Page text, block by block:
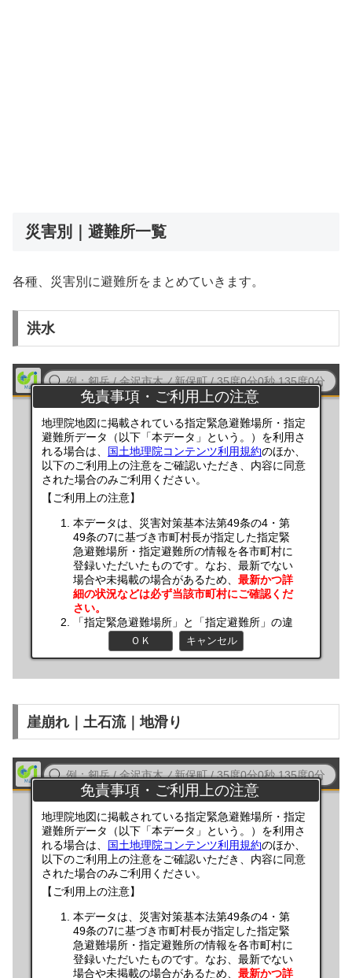
災害別｜避難所一覧
各種、災害別に避難所をまとめていきます。
洪水
崖崩れ｜土石流｜地滑り